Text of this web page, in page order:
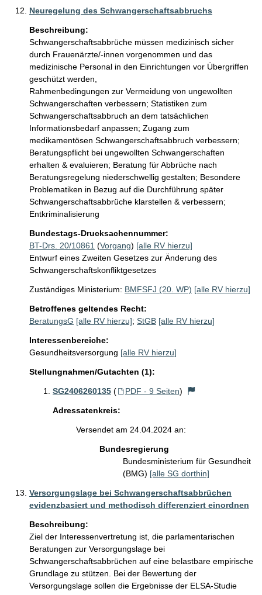
Neuregelung des Schwangerschaftsabbruchs
Beschreibung:
Schwangerschaftsabbrüche müssen medizinisch sicher
durch Frauenärzte/-innen vorgenommen und das
medizinische Personal in den Einrichtungen vor Übergriffen
geschützt werden,
Rahmenbedingungen zur Vermeidung von ungewollten
Schwangerschaften verbessern; Statistiken zum
Schwangerschaftsabbruch an dem tatsächlichen
Informationsbedarf anpassen; Zugang zum
medikamentösen Schwangerschaftsabbruch verbessern;
Beratungspflicht bei ungewollten Schwangerschaften
erhalten & evaluieren; Beratung für Abbrüche nach
Beratungsregelung niederschwellig gestalten; Besondere
Problematiken in Bezug auf die Durchführung später
Schwangerschaftsabbrüche klarstellen & verbessern;
Entkriminalisierung
Bundestags-Drucksachennummer:
BT-Drs. 20/10861 (Vorgang) [alle RV hierzu]
Entwurf eines Zweiten Gesetzes zur Änderung des
Schwangerschaftskonfliktgesetzes
Zuständiges Ministerium: BMFSFJ (20. WP) [alle RV hierzu]
Betroffenes geltendes Recht:
BeratungsG [alle RV hierzu]; StGB [alle RV hierzu]
Interessenbereiche:
Gesundheitsversorgung [alle RV hierzu]
Stellungnahmen/Gutachten (1):
SG2406260135 ( PDF - 9 Seiten)
Adressatenkreis:
Versendet am 24.04.2024 an:
Bundesregierung
Bundesministerium für Gesundheit
(BMG) [alle SG dorthin]
Versorgungslage bei Schwangerschaftsabbrüchen
evidenzbasiert und methodisch differenziert einordnen
Beschreibung:
Ziel der Interessenvertretung ist, die parlamentarischen
Beratungen zur Versorgungslage bei
Schwangerschaftsabbrüchen auf eine belastbare empirische
Grundlage zu stützen. Bei der Bewertung der
Versorgungslage sollen die Ergebnisse der ELSA-Studie